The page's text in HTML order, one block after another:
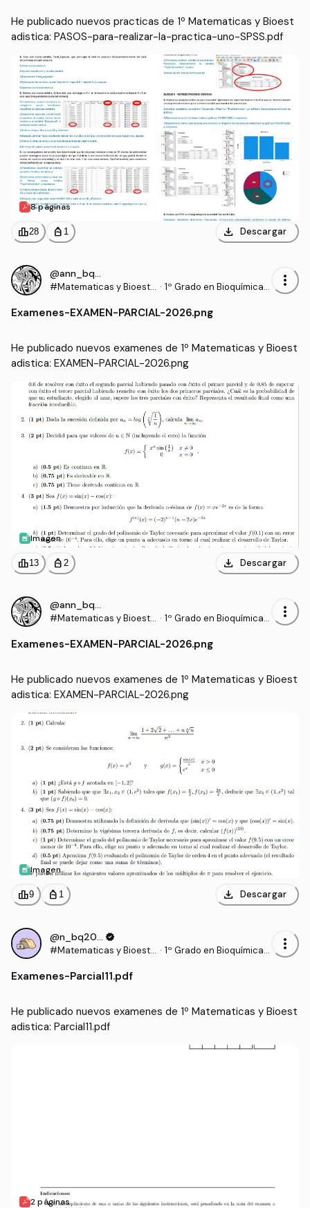
He publicado nuevos practicas de 1º Matematicas y Bioest
adistica: PASOS-para-realizar-la-practica-uno-SPSS.pdf
8 páginas
leaderboard28 personal_bag 1 download Descargar
@ann_bqq7
#Matematicas y Bioesta · 1º Grado en Bioquímica
more_vert
Examenes-EXAMEN-PARCIAL-2026.png
He publicado nuevos examenes de 1º Matematicas y Bioest
adistica: EXAMEN-PARCIAL-2026.png
Imagen
leaderboard13 personal_bag 2 download Descargar
@ann_bqq7
#Matematicas y Bioesta · 1º Grado en Bioquímica
more_vert
Examenes-EXAMEN-PARCIAL-2026.png
He publicado nuevos examenes de 1º Matematicas y Bioest
adistica: EXAMEN-PARCIAL-2026.png
Imagen
leaderboard9 personal_bag 1 download Descargar
@n_bq2006verified
#Matematicas y Bioesta · 1º Grado en Bioquímica
more_vert
Examenes-Parcial11.pdf
He publicado nuevos examenes de 1º Matematicas y Bioest
adistica: Parcial11.pdf
2 páginas